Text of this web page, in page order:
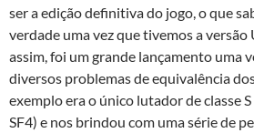
ser a edição definitiva do jogo, o que
verdade uma vez que tivemos a
assim, foi um grande lançamento uma
diversos problemas de equivalência
exemplo era o único lutador de classe
SF4) e nos brindou com uma série de